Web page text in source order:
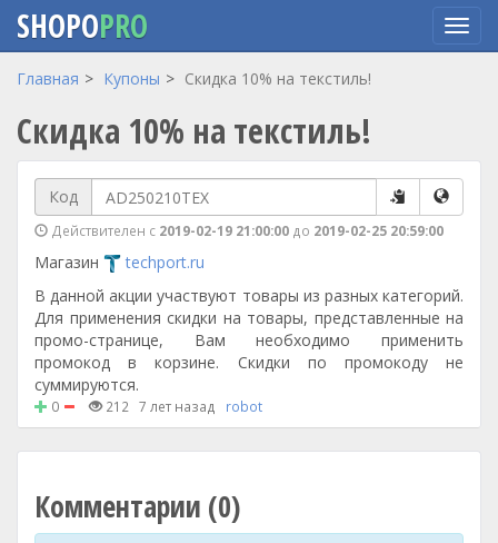
Перейти
основному
содержанию
SHOPOPRO
Главная Купоны Скидка 10% на текстиль!
Скидка 10% на текстиль!
Код
Действителен с 2019-02-19 21:00:00 до 2019-02-25 20:59:00
Магазин
techport.ru
В данной акции участвуют товары из разных категорий.
Для применения скидки на товары, представленные на
промо-странице, Вам необходимо применить
промокод в корзине. Скидки по промокоду не
суммируются.
0 212 7 лет назад robot
Комментарии (0)